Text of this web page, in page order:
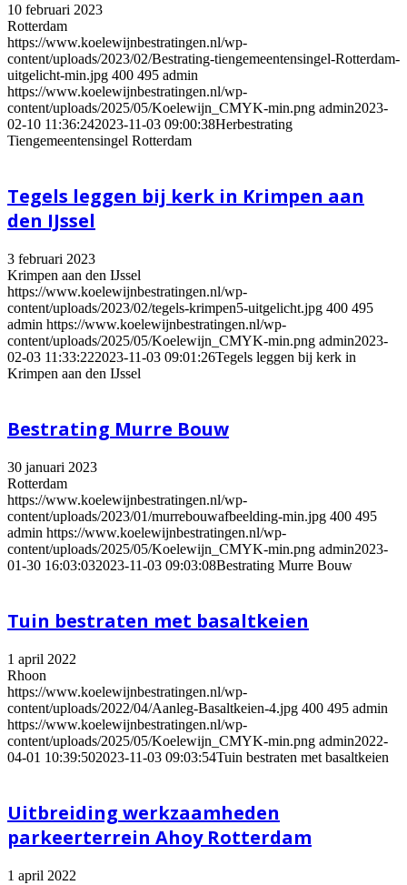
10 februari 2023
Rotterdam
https://www.koelewijnbestratingen.nl/wp-
content/uploads/2023/02/Bestrating-tiengemeentensingel-Rotterdam-
uitgelicht-min.jpg 400 495 admin
https://www.koelewijnbestratingen.nl/wp-
content/uploads/2025/05/Koelewijn_CMYK-min.png admin2023-
02-10 11:36:242023-11-03 09:00:38Herbestrating
Tiengemeentensingel Rotterdam
Tegels leggen bij kerk in Krimpen aan
den IJssel
3 februari 2023
Krimpen aan den IJssel
https://www.koelewijnbestratingen.nl/wp-
content/uploads/2023/02/tegels-krimpen5-uitgelicht.jpg 400 495
admin https://www.koelewijnbestratingen.nl/wp-
content/uploads/2025/05/Koelewijn_CMYK-min.png admin2023-
02-03 11:33:222023-11-03 09:01:26Tegels leggen bij kerk in
Krimpen aan den IJssel
Bestrating Murre Bouw
30 januari 2023
Rotterdam
https://www.koelewijnbestratingen.nl/wp-
content/uploads/2023/01/murrebouwafbeelding-min.jpg 400 495
admin https://www.koelewijnbestratingen.nl/wp-
content/uploads/2025/05/Koelewijn_CMYK-min.png admin2023-
01-30 16:03:032023-11-03 09:03:08Bestrating Murre Bouw
Tuin bestraten met basaltkeien
1 april 2022
Rhoon
https://www.koelewijnbestratingen.nl/wp-
content/uploads/2022/04/Aanleg-Basaltkeien-4.jpg 400 495 admin
https://www.koelewijnbestratingen.nl/wp-
content/uploads/2025/05/Koelewijn_CMYK-min.png admin2022-
04-01 10:39:502023-11-03 09:03:54Tuin bestraten met basaltkeien
Uitbreiding werkzaamheden
parkeerterrein Ahoy Rotterdam
1 april 2022